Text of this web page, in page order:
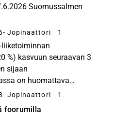
Suomussalmen
on edennyt
kuulutusaika on
annettiin
- Jopinaattori 1
liiketoiminnan
%) kasvuun seuraavan 3
sijaan
on huomattava
kuitenkin vaatii työtä
- Jopinaattori 1
foorumilla